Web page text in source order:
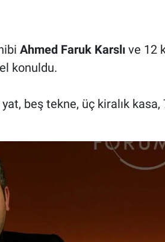
Ahmed Faruk Karslıve 12
konuldu.
beş tekne, üç kiralık kasa,